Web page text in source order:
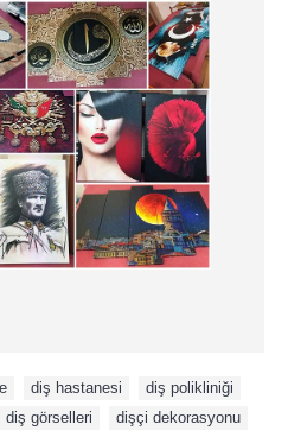
diş hastanesi diş polikliniği
diş görselleri dişçi dekorasyonu